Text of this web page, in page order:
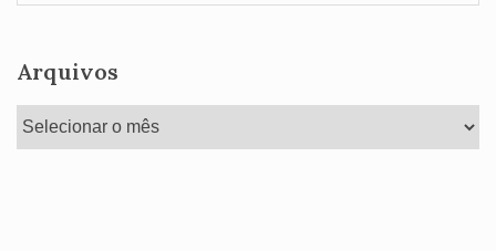
Arquivos
Arquivos